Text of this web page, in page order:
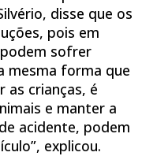
disse que os
pois em
sofrer
mesma forma que
as crianças, é
e manter a
acidente, podem
explicou.